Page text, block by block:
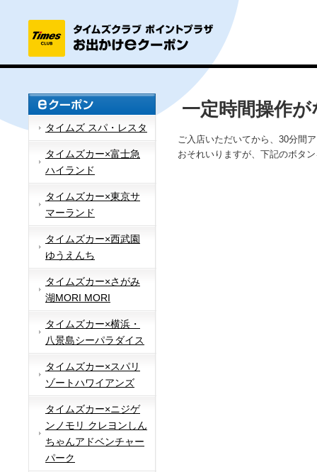
タイムズ スパ・レスタ
タイムズカー×富士急
ハイランド
タイムズカー×東京サ
マーランド
タイムズカー×西武園
ゆうえんち
タイムズカー×さがみ
湖MORI MORI
タイムズカー×横浜・
八景島シーパラダイス
タイムズカー×スパリ
ゾートハワイアンズ
タイムズカー×ニジゲ
ンノモリ クレヨンしん
ちゃんアドベンチャー
パーク
一定時間操作
ご入店いただいてから、30分間
おそれいりますが、下記のボタ